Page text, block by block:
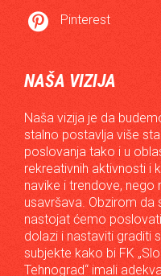
 Pinterest
NAŠA VIZIJA
Naša vizija je da
stalno postavlja više
poslovanja tako i u
rekreativnih aktivnosti i
navike i trendove, nego
usavršava. Obzirom da
nastojat ćemo
dolazi i nastaviti graditi
subjekte kako bi FK
Tehnograd“ imali